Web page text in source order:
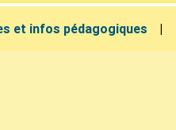
et infos pédagogiques